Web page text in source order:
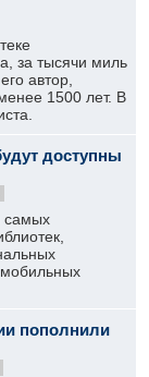
за тысячи миль
автор,
1500 лет. В
доступны
самых
мобильных
пополнили